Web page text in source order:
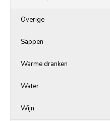
Overige
Sappen
Warme dranken
Water
Wijn